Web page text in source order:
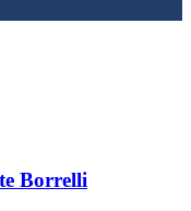
Borrelli